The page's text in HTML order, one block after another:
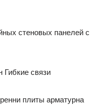
стеновых панелей с
Гибкие связи
плиты арматурна